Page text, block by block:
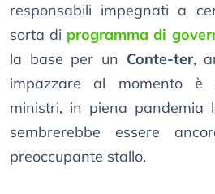
responsabili impegnati a
sorta di programma di
la base per un Conte-ter,
impazzare al momento è
ministri, in piena pandemia
sembrerebbe essere
preoccupante stallo.